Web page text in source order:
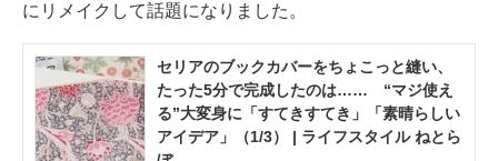
にリメイクして話題になりました。
セリアのブックカバーをちょこっと縫い、
たった5分で完成したのは…… “マジ使え
る”大変身に「すてきすてき」「素晴らしい
アイデア」（1/3） | ライフスタイル ねとら